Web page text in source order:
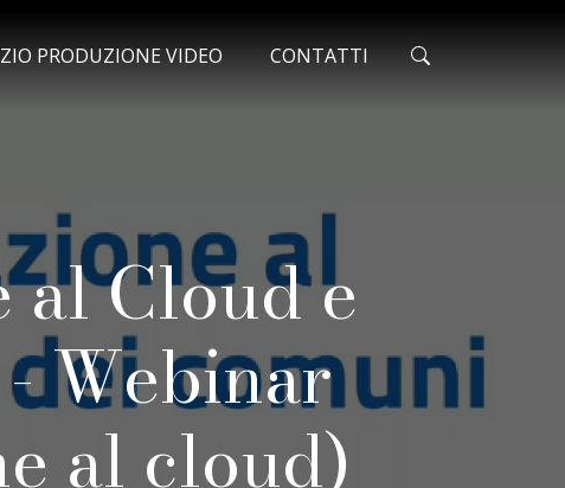
PRODUZIONE VIDEO CONTATTI
Cloud e
Webinar
al cloud)